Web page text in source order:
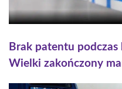
Brak patentu
Wielki zakończony